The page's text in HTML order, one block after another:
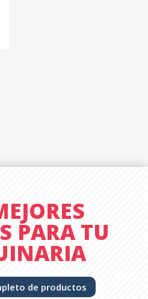
PARA TU
de productos